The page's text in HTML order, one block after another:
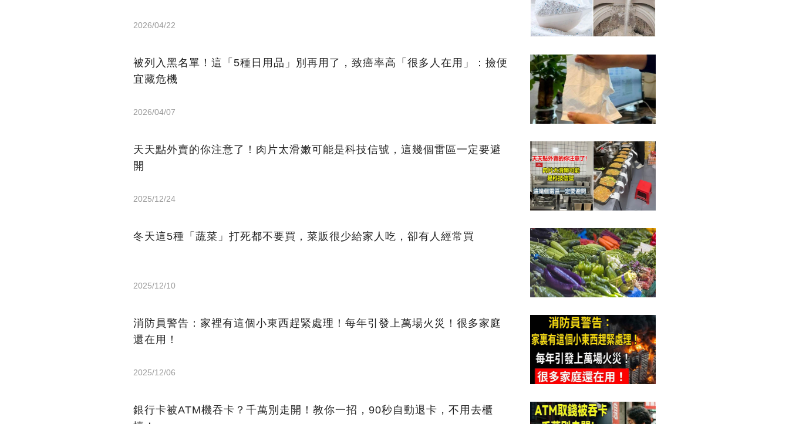
2026/04/22
被列入黑名單！這「5種日用品」別再用了，致癌率高「很多人在用」：撿便
宜藏危機
2026/04/07
天天點外賣的你注意了！肉片太滑嫩可能是科技信號，這幾個雷區一定要避
開
2025/12/24
冬天這5種「蔬菜」打死都不要買，菜販很少給家人吃，卻有人經常買
2025/12/10
消防員警告：家裡有這個小東西趕緊處理！每年引發上萬場火災！很多家庭
還在用！
2025/12/06
銀行卡被ATM機吞卡？千萬別走開！教你一招，90秒自動退卡，不用去櫃